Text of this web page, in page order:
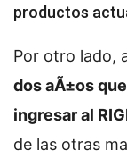
productos
Por otro lado,
dos aÃ±os
ingresar al
de las otras